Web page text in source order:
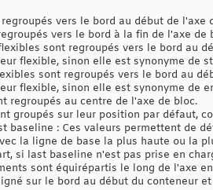
between; /* L'espace est réparti
le premier
bord et le
*/
around; /* L'espace est réparti
avec un demi-
et à la fin */
evenly; /* L'espace est réparti
et autour */
; /* Les éléments dimensionnés
étirés
le
*/
center
vers le bord au début de l'axe
vers le bord à la fin de l'axe de
sont regroupés vers le bord au
flexible, sinon elle est synonyme de
sont regroupés vers le bord au
flexible, sinon elle est synonyme de
regroupés au centre de l'axe de bloc.
groupés sur leur position par défaut,
baseline : Ces valeurs permettent de
la ligne de base la plus haute ou la
si last baseline n'est pas prise en
sont équirépartis le long de l'axe
sur le bord au début du conteneur